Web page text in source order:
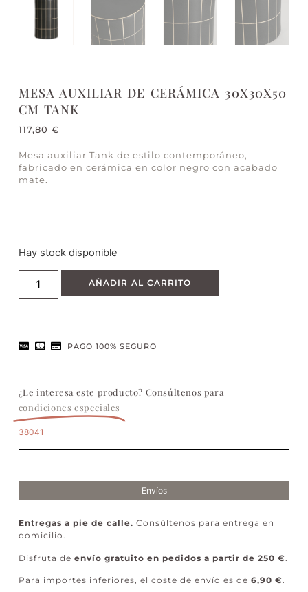
MESA AUXILIAR DE CERÁMICA 30X30X50
CM TANK
117,80 €
Mesa auxiliar Tank de estilo contemporáneo,
fabricado en cerámica en color negro con acabado
mate.
Hay stock disponible
AÑADIR AL CARRITO
PAGO 100% SEGURO
¿Le interesa este producto? Consúltenos para
condiciones especiales
38041
Envíos
Entregas a pie de calle. Consúltenos para entrega en
domicilio.
Disfruta de envío gratuito en pedidos a partir de 250 €
Para importes inferiores, el coste de envío es de 6,90 €.